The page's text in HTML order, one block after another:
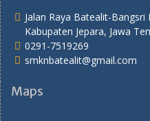
Jalan Raya Batealit-
Kabupaten Jepara, Jawa
0291-7519269
smknbatealit@gmail.com
Maps